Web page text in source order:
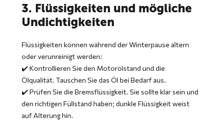
3. Flüssigkeiten und mögliche
Undichtigkeiten
Flüssigkeiten können während der Winterpause altern
oder verunreinigt werden:
✔️ Kontrollieren Sie den Motorölstand und die
Ölqualität. Tauschen Sie das Öl bei Bedarf aus.
✔️ Prüfen Sie die Bremsflüssigkeit. Sie sollte klar sein und
den richtigen Füllstand haben; dunkle Flüssigkeit weist
auf Alterung hin.